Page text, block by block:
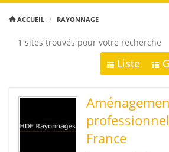
ACCUEIL RAYONNAGE
1 sites trouvés pour votre recherche
Liste
France